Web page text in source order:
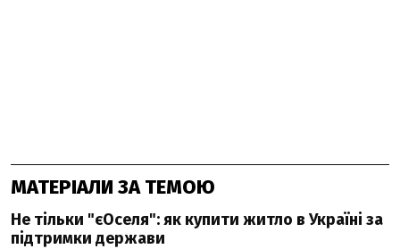
МАТЕРІАЛИ ЗА ТЕМОЮ
Не тільки "єОселя": як купити житло в Україні за
підтримки держави